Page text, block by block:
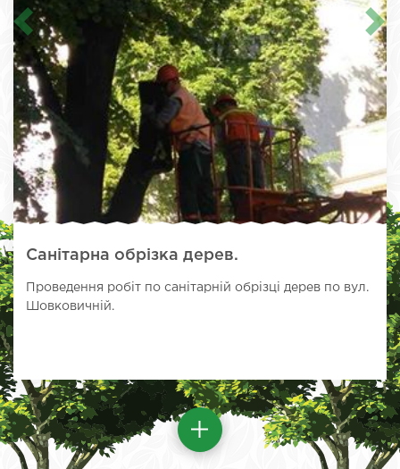
Санітарна обрізка дерев.
Проведення робіт по санітарній обрізці дерев по вул.
Шовковичній.